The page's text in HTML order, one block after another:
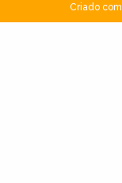
Criado com